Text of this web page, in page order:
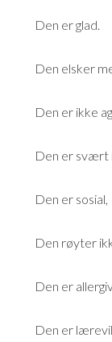
Den er glad.
Den elsker
Den er ikke
Den er svært
Den er sosial,
Den røyter
Den er
Den er